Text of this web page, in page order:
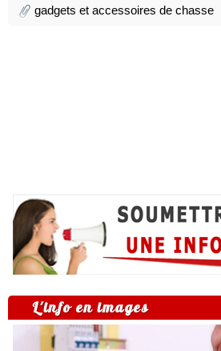
gadgets et accessoires de chasse
L'info en images